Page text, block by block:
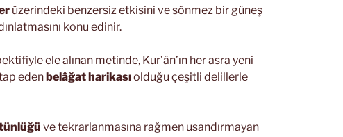
üzerindeki benzersiz etkisini ve sönmez bir güneş
konu edinir.
ele alınan metinde, Kur’ân’ın her asra yeni
eden belâğat harikasıolduğu çeşitli delillerle
ve tekrarlanmasına rağmen usandırmayan